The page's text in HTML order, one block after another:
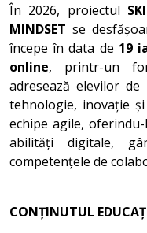
În 2026, proiectul
MINDSET se
începe în data de 19
online, printr-un
adresează elevilor
tehnologie, inovație
echipe agile,
abilități digitale,
competențele de
CONȚINUTUL